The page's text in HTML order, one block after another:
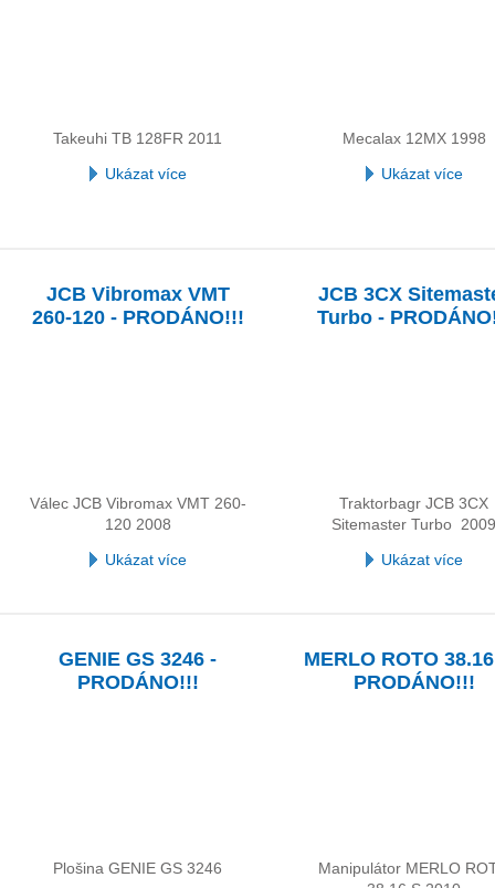
Takeuhi TB 128FR 2011
Ukázat více
Mecalax 12MX 1998
Ukázat více
JCB Vibromax VMT
260-120 - PRODÁNO!!!
Válec JCB Vibromax VMT 260-
120 2008
Ukázat více
JCB 3CX
Turbo -
Traktorbagr JCB 3CX
Sitemaster Turbo
Ukázat více
GENIE GS 3246 -
PRODÁNO!!!
Plošina GENIE GS 3246
MERLO ROTO
PRODÁNO!!!
Manipulátor MERLO